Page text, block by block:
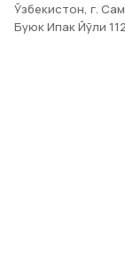
Ўзбекистон, г.
Буюк Ипак Йўли 112